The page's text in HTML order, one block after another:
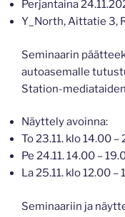
Perjantaina
Y_North, Aittatie 3,
Seminaarin
autoasemalle
Station-
Näyttely avoinna:
To 23.11. klo 14.00 –
Pe 24.11. 14.00 –
La 25.11. klo 12.00 –
Seminaariin ja